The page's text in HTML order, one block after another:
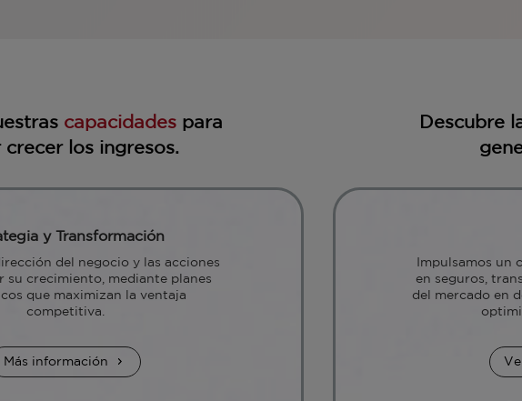
capacidades para
crecer los ingresos.
Descubre
y Transformación
del negocio y las acciones
su crecimiento, mediante planes
que maximizan la ventaja
competitiva.
Más información
Impulsamos un
en seguros,
del mercado en